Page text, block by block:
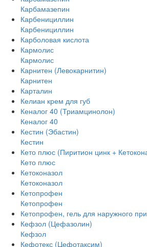
Карбамазепин
Карбенициллин
Карбенициллин
Карболовая кислота
Кармолис
Кармолис
Карнитен (Левокарнитин)
Карнитен
Карталин
Келиан крем для губ
Кеналог 40 (Триамцинолон)
Кеналог 40
Кестин (Эбастин)
Кестин
Кето плюс (Пиритион цинк +
Кето плюс
Кетоконазол
Кетоконазол
Кетопрофен
Кетопрофен
Кетопрофен, гель для наружного
Кефзол (Цефазолин)
Кефзол
Кефотекс (Цефотаксим)